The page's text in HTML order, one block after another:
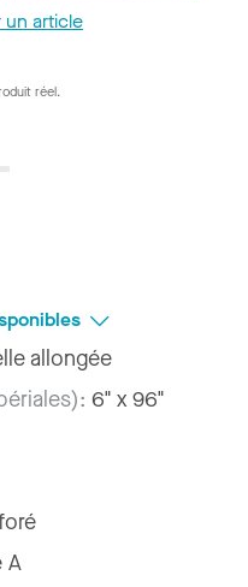
un article
réel.
allongée
6" x 96"
A